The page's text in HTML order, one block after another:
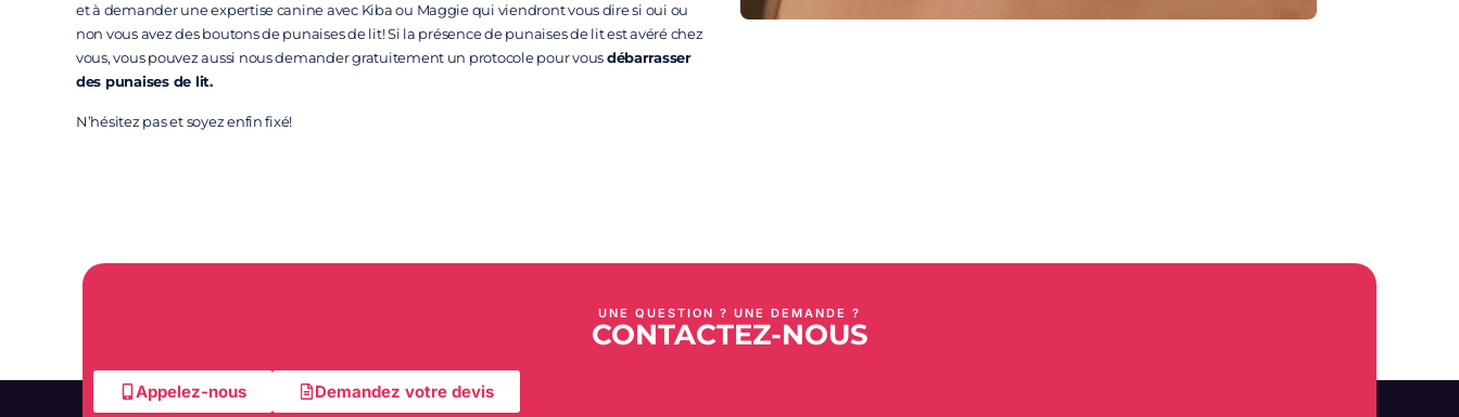
et à demander une expertise canine avec Kiba ou Maggie qui viendront vous dire si oui ou
non vous avez des boutons de punaises de lit! Si la présence de punaises de lit est avéré chez
vous, vous pouvez aussi nous demander gratuitement un protocole pour vousdébarrasser
des punaises de lit.
N’hésitez pas et soyez enfin fixé!
UNE QUESTION ? UNE DEMANDE ?
CONTACTEZ-NOUS
Appelez-nous Demandez votre devis